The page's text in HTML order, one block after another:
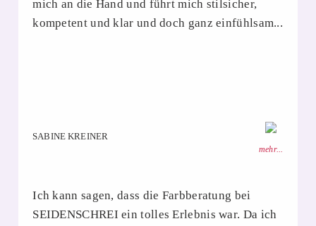
mich an die Hand und führt mich stilsicher,
kompetent und klar und doch ganz einfühlsam...
SABINE KREINER
mehr...
Ich kann sagen, dass die Farbberatung bei
SEIDENSCHREI ein tolles Erlebnis war. Da ich